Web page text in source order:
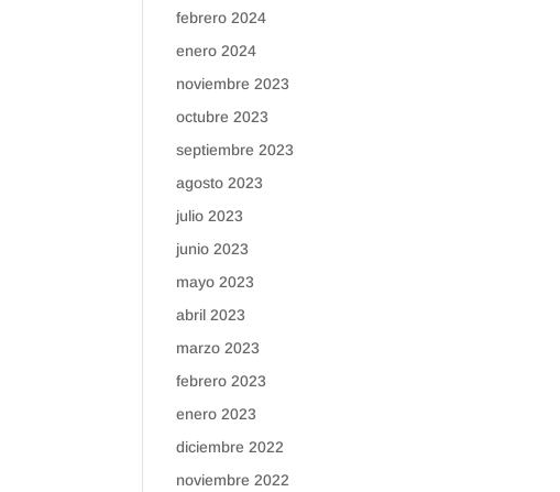
febrero 2024
enero 2024
noviembre 2023
octubre 2023
septiembre 2023
agosto 2023
julio 2023
junio 2023
mayo 2023
abril 2023
marzo 2023
febrero 2023
enero 2023
diciembre 2022
noviembre 2022